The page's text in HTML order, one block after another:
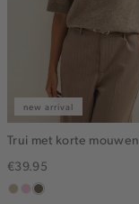
new arrival
Trui met korte mouwen
€39.95
lichtzand
lichtroze
lichtbruin